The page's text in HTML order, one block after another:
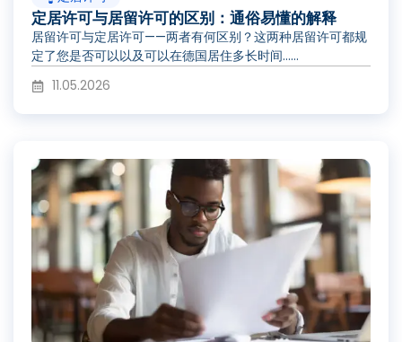
定居许可与居留许可的区别：通俗易懂的解释
居留许可与定居许可——两者有何区别？这两种居留许可都规
定了您是否可以以及可以在德国居住多长时间……
11.05.2026